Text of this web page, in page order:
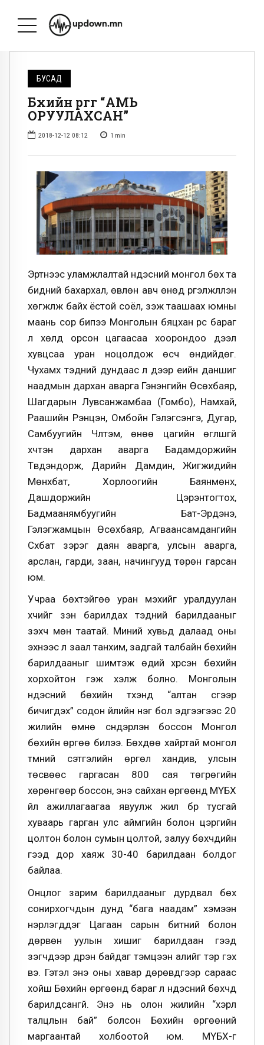
БУСАД
Бөхийн өргөөгөө “АМЬ
ОРУУЛАХСАН”
2018-12-12 08:12 1 min
Эртнээс уламжлалтай үндэсний монгол бөх та
бидний бахархал, өвлөн авч өнөд үргэлжлүүлэн
хөгжүүлж байх ёстой соёл, үзэж таашаах юмны
маань сор бипээ Монголын бяцхан үрс бараг
л хөлд орсон цагаасаа хоорондоо дээл
хувцсаа уран ноцолдож өсч өндийдөг.
Чухамхүү тэдний дундаас л дээр үеийн даншиг
наадмын дархан аварга Гэнэнгийн Өсөхбаяр,
Шагдарын Лувсанжамбаа (Гомбо), Намхай,
Раашийн Рэнцэн, Омбойн Гэлэгсэнгэ, Дугар,
Самбуугийн Чүлтэм, өнөө цагийн өгүүлшгүй
хүчтэн дархан аварга Бадамдоржийн
Түвдэндорж, Дарийн Дамдин, Жигжидийн
Мөнхбат, Хорлоогийн Баянмөнх,
Дашдоржийн Цэрэнтогтох,
Бадмаанямбуугийн Бат-Эрдэнэ,
Гэлэгжамцын Өсөхбаяр, Агваансамдангийн
Сүхбат зэрэг даян аварга, улсын аварга,
арслан, гарди, заан, начингууд төрөн гарсан
юм.
Учраа бөхтэйгөө уран мэхийг уралдуулан
хүчийг үзэн барилдах тэдний барилдааныг
үзэхч мөн таатай. Миний хувьд далаад оны
эхнээс л заал танхим, задгай талбайн бөхийн
барилдааныг шимтэж өдий хүрсэн бөхийн
хорхойтон гэж хэлж болно. Монголын
үндэсний бөхийн түүхэнд “алтан үсгээр
бичигдэх” содон үйлийн нэг бол эдүгээгээс 20
жилийн өмнө сүндэрлэн боссон Монгол
бөхийн өргөө билээ. Бөхдөө хайртай монгол
түмний сэтгэлийн өргөл хандив, улсын
төсвөөс гаргасан 800 сая төгрөгийн
хөрөнгөөр боссон, энэ сайхан өргөөнд МҮБХ
үйл ажиллагаагаа явуулж жил бүр тусгай
хуваарь гарган улс аймгийн болон цэргийн
цолтон болон сумын цолтой, залуу бөхчүүдийн
гээд дор хаяж 30-40 барилдаан болдог
байлаа.
Онцлог зарим барилдааныг дурдвал бөх
сонирхогчдын дунд “бага наадам” хэмээн
нэрлэгддэг Цагаан сарын битүүний болон
дөрвөн уулын хишиг барилдаан гээд
үзэгчдээр дүүрэн байдаг тэмцээн алийг тэр гэх
вэ. Гэтэл энэ оны хавар дөрөвдүгээр сараас
хойш Бөхийн өргөөнд бараг л үндэсний бөхчүүд
барилдсангүй. Энэ нь олон жилийн “хэрүүл
талцлын бай” болсон Бөхийн өргөөний
маргаантай холбоотой юм. МҮБХ-г